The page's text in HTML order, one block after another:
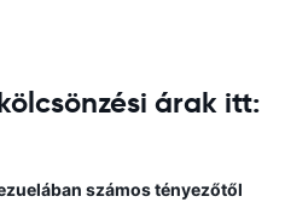
árak itt:
számos tényezőtől